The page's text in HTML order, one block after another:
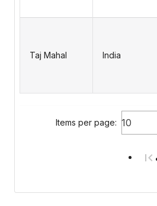
Taj Mahal India
Items per page: 10